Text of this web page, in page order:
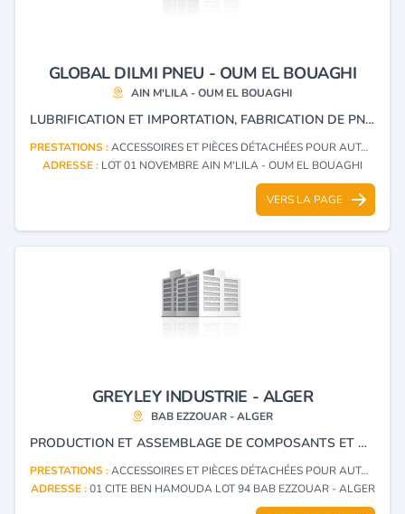
GLOBAL DILMI PNEU - OUM EL BOUAGHI
AIN M'LILA - OUM EL BOUAGHI
LUBRIFICATION ET IMPORTATION, FABRICATION DE PNEUS NEUFS EN CAOUTCHOUC UTILISÉS POUR TOUS TYPES DE VOITURES, AUTOBUS, CAMIONS, AVIONS, MOTOCYCLES, BICYCLES, BICYCLETTES.
PRESTATIONS :ACCESSOIRES ET PIÈCES DÉTACHÉES POUR AUTOMOBILES (FABRICATION)
ADRESSE : LOT 01 NOVEMBRE AIN M'LILA - OUM EL BOUAGHI
VERS LA PAGE
GREYLEY INDUSTRIE - ALGER
BAB EZZOUAR - ALGER
PRODUCTION ET ASSEMBLAGE DE COMPOSANTS ET D'ACCESSOIRES POUR DIVERS EQUIPEMENTS, PIÈCES AUTOMOBILES, MOTEURS STATIONNAIRES, GRANDES MACHINES AINSI QUE LA FABRICATION ET LA DISTRIBUTION D’ÉQUIPEMENTS ÉLECTRIQUES ET ÉLECTRONIQUES.
PRESTATIONS :ACCESSOIRES ET PIÈCES DÉTACHÉES POUR AUTOMOBILES (FABRICATION)
ADRESSE :01 CITE BEN HAMOUDA LOT 94 BAB EZZOUAR - ALGER